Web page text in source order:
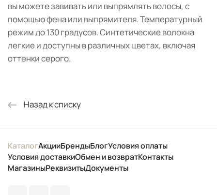
вы можете завивать или выпрямлять волосы, с
помощью фена или выпрямителя. Температурный
режим до 130 градусов. Синтетические волокна
легкие и доступны в различных цветах, включая
оттенки серого.
Назад к списку
КаталогАкцииБрендыБлогУсловия оплаты
Условия доставкиОбмен и возвратКонтакты
МагазиныРеквизитыДокументы